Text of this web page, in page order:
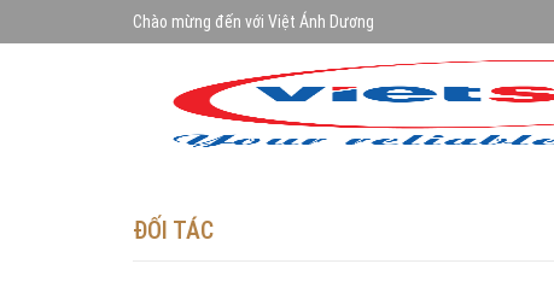
Chào mừng đến với Việt Ánh Dương
ĐỐI TÁC